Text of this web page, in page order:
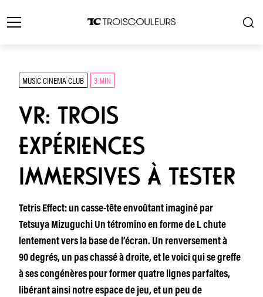
MUSIC CINEMA CLUB 3 MIN
VR: TROIS
EXPÉRIENCES
IMMERSIVES À TESTER
Tetris Effect: un casse-tête envoûtant imaginé par
Tetsuya Mizuguchi Un tétromino en forme de L chute
lentement vers la base de l’écran. Un renversement à
90 degrés, un pas chassé à droite, et le voici qui se greffe
à ses congénères pour former quatre lignes parfaites,
libérant ainsi notre espace de jeu, et un peu de